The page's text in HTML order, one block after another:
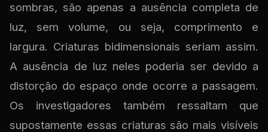
sombras, são apenas a ausência completa de
luz, sem volume, ou seja, comprimento e
largura. Criaturas bidimensionais seriam assim.
A ausência de luz neles poderia ser devido a
distorção do espaço onde ocorre a passagem.
Os investigadores também ressaltam que
supostamente essas criaturas são mais visíveis